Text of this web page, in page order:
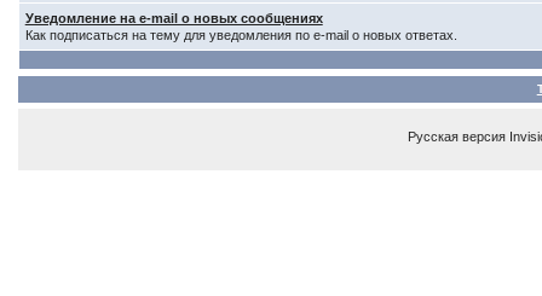
Уведомление на e-mail о новых сообщениях
Как подписаться на тему для уведомления по e-mail о новых ответах.
Русская версия